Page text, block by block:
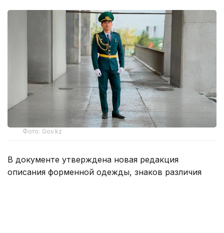
Фото: Gov.kz
В документе утверждена новая редакция
описания форменной одежды, знаков различия